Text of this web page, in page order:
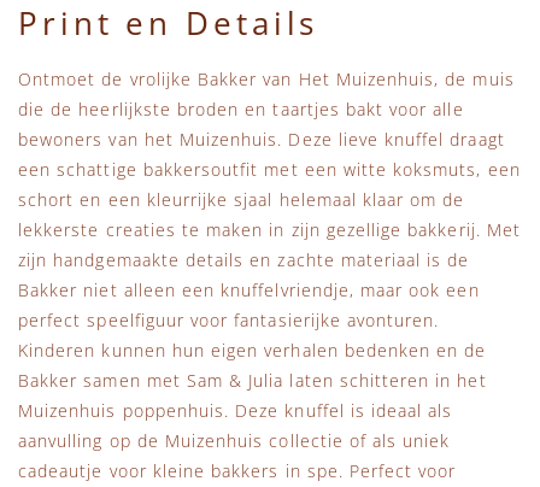
Sproet & Sprout
Tiny Cottons
Print en Details
Ontmoet de vrolijke Bakker van Het Muizenhuis, de muis
die de heerlijkste broden en taartjes bakt voor alle
bewoners van het Muizenhuis. Deze lieve knuffel draagt
een schattige bakkersoutfit met een witte koksmuts, een
schort en een kleurrijke sjaal helemaal klaar om de
lekkerste creaties te maken in zijn gezellige bakkerij. Met
zijn handgemaakte details en zachte materiaal is de
Bakker niet alleen een knuffelvriendje, maar ook een
perfect speelfiguur voor fantasierijke avonturen.
Kinderen kunnen hun eigen verhalen bedenken en de
Bakker samen met Sam & Julia laten schitteren in het
Muizenhuis poppenhuis. Deze knuffel is ideaal als
aanvulling op de Muizenhuis collectie of als uniek
cadeautje voor kleine bakkers in spe. Perfect voor